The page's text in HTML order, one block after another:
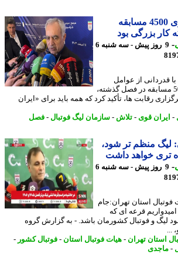
بهاروند: برگزاری 4500 مسابقه
بزرگی بود
9 روز پیش - سه شنبه 6
از عوامل
حدود 4 هزار و 500 مسابقه در فصل گذشته،
رقابت ها، تأکید کرد که همه باید برای «ایران
قوی -تلاش-سازمان لیگ فوتبال-فصل
منظم تر شود،
خواهد داشت
9 روز پیش - سه شنبه 6
استان تهران:جام
قرعه ای که
و فوتبال کشورمان باشد. - به گزارش گروه
تهران- هیات فوتبال استان-فوتبال کشور-